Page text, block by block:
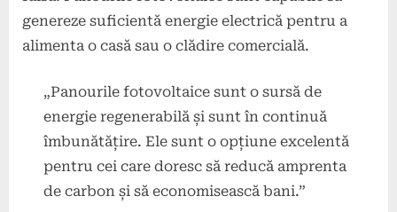
genereze suficientă energie electrică pentru a
alimenta o casă sau o clădire comercială.
„Panourile fotovoltaice sunt o sursă de
energie regenerabilă și sunt în continuă
îmbunătățire. Ele sunt o opțiune excelentă
pentru cei care doresc să reducă amprenta
de carbon și să economisească bani.”